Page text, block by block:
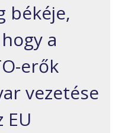
békéje,
a
erők
vezetése
EU